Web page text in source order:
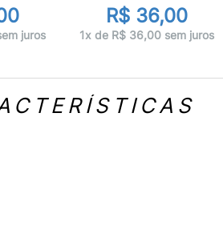
juros
R$ 36,00
1x de R$ 36,00 sem juros